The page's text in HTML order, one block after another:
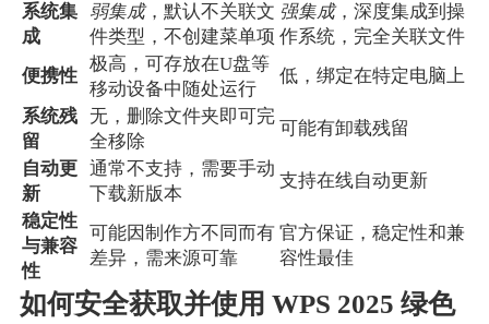
系统集
成
弱集成，默认不关联文
件类型，不创建菜单项
强集成，深度集成到操
作系统，完全关联文件
便携性
极高，可存放在U盘等
移动设备中随处运行
低，绑定在特定电脑上
系统残
留
无，删除文件夹即可完
全移除
可能有卸载残留
自动更
新
通常不支持，需要手动
下载新版本
支持在线自动更新
稳定性
与兼容
性
可能因制作方不同而有
差异，需来源可靠
官方保证，稳定性和兼
容性最佳
如何安全获取并使用 WPS 2025 绿色